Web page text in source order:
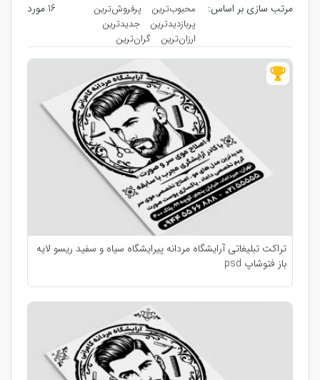
مرتب سازی بر اساس: محبوب‌ترین
پرفروش‌ترین
پربازدیدترین
جدیدترین
ارزان‌ترین
گران‌ترین
16 مورد
تراکت تبلیغاتی آرایشگاه مردانه پیرایشگاه سیاه و سفید ریسو لایه
باز فتوشاپ psd